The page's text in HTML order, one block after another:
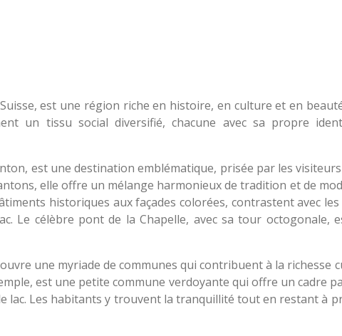
est une région riche en histoire, en culture et en
un tissu social diversifié, chacune avec sa propre
est une destination emblématique, prisée par les
elle offre un mélange harmonieux de tradition et de
historiques aux façades colorées, contrastent avec
Le célèbre pont de la Chapelle, avec sa tour octogonale,
une myriade de communes qui contribuent à la richesse
est une petite commune verdoyante qui offre un cadre
lac. Les habitants y trouvent la tranquillité tout en restant à